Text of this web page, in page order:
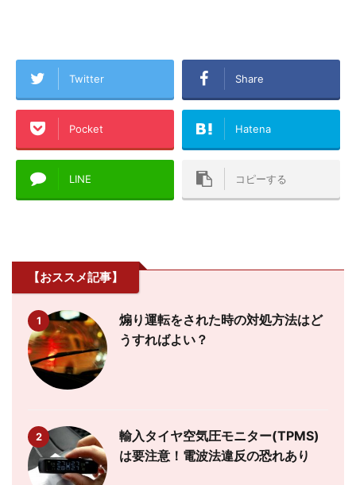
Twitter Share
Pocket Hatena
LINE コピーする
【おススメ記事】
1
煽り運転をされた時の対処方法はど
うすればよい？
2
輸入タイヤ空気圧モニター(TPMS)
は要注意！電波法違反の恐れあり